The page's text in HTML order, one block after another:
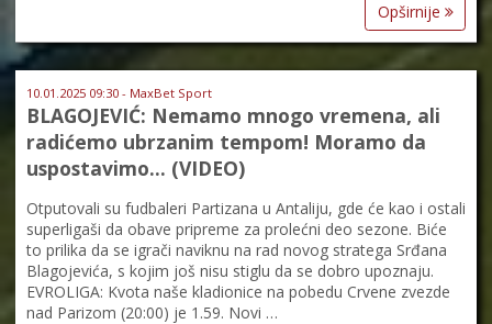
Opširnije
10.01.2025 09:30 - MaxBet Sport
BLAGOJEVIĆ: Nemamo mnogo vremena, ali
radićemo ubrzanim tempom! Moramo da
uspostavimo… (VIDEO)
Otputovali su fudbaleri Partizana u Antaliju, gde će kao i ostali
superligaši da obave pripreme za prolećni deo sezone. Biće
to prilika da se igrači naviknu na rad novog stratega Srđana
Blagojevića, s kojim još nisu stiglu da se dobro upoznaju.
EVROLIGA: Kvota naše kladionice na pobedu Crvene zvezde
nad Parizom (20:00) je 1.59. Novi …